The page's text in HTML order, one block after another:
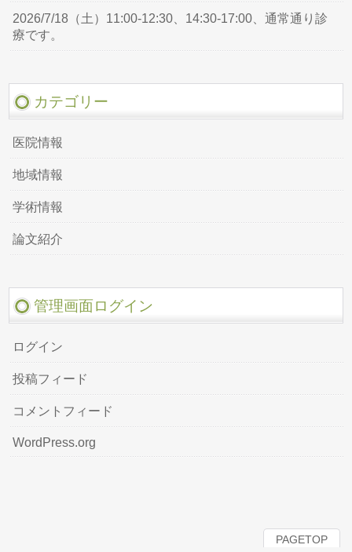
2026/7/18（土）11:00-12:30、14:30-17:00、通常通り診
療です。
カテゴリー
医院情報
地域情報
学術情報
論文紹介
管理画面ログイン
ログイン
投稿フィード
コメントフィード
WordPress.org
PAGETOP